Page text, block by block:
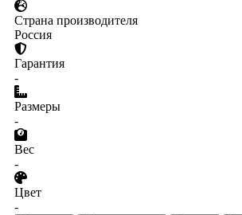
Страна производителя
Россия
Гарантия
-
Размеры
-
Вес
-
Цвет
-